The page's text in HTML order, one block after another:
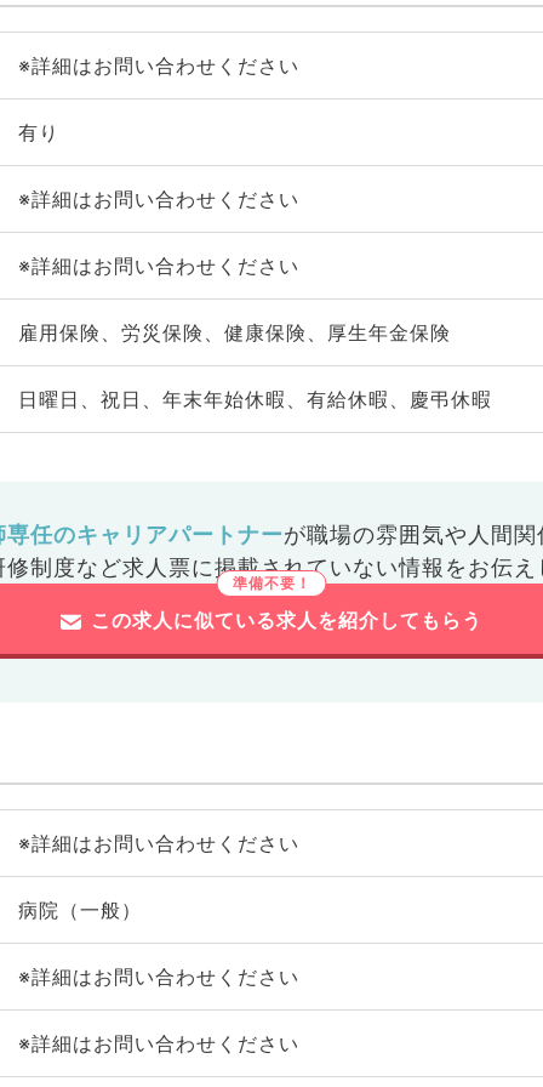
※詳細はお問い合わせください
有り
※詳細はお問い合わせください
※詳細はお問い合わせください
雇用保険、労災保険、健康保険、厚生年金保険
日曜日、祝日、年末年始休暇、有給休暇、慶弔休暇
専任のキャリアパートナーが職場の雰囲気や人間関
修制度など求人票に掲載されていない情報をお伝え
この求人に似ている求人を紹介してもらう
※詳細はお問い合わせください
病院（一般）
※詳細はお問い合わせください
※詳細はお問い合わせください